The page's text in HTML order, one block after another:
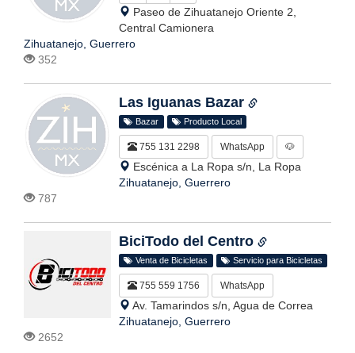
Paseo de Zihuatanejo Oriente 2,
Central Camionera
Zihuatanejo, Guerrero
352
Las Iguanas Bazar
Bazar Producto Local
755 131 2298 WhatsApp 🐶
Escénica a La Ropa s/n, La Ropa
Zihuatanejo, Guerrero
787
BiciTodo del Centro
Venta de Bicicletas Servicio para Bicicletas
755 559 1756 WhatsApp
Av. Tamarindos s/n, Agua de Correa
Zihuatanejo, Guerrero
2652